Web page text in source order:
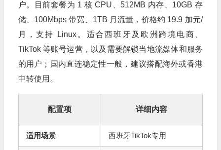
户。目前套餐为 1 核 CPU、512MB 内存、10GB 存
储、100Mbps 带宽、1TB 月流量，价格约 19.9 加元/
月，支持 Linux。适合西班牙及欧洲跨境电商、
TikTok 等账号运营，以及需要解锁当地流媒体和服务
的用户；国内直连稳定性一般，建议搭配海外或香港
中转使用。
配置项 详细内容
适用场景 西班牙TikTok专用